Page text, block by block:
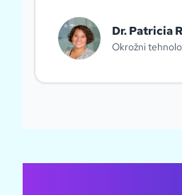
Dr. Patricia
Okrožni